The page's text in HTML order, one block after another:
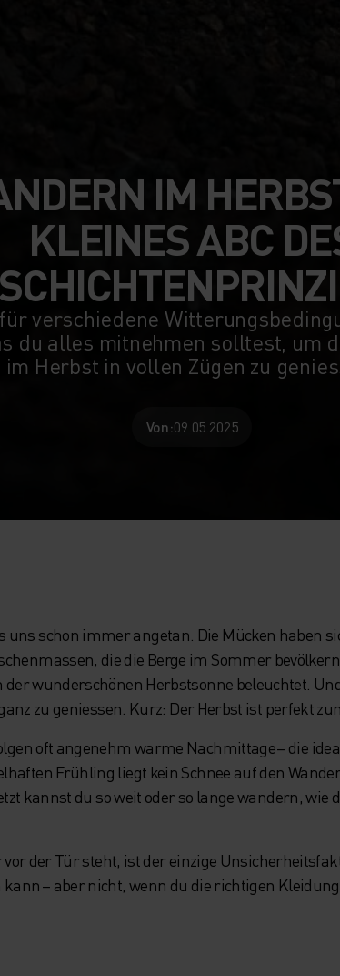
IM
KLEINES ABC
verschiedene
du alles mitnehmen solltest, um
im Herbst in vollen Zügen zu
Von:09.05.2025
uns schon immer angetan. Die Mücken haben
die die Berge im Sommer
wunderschönen Herbstsonne beleuchtet.
zu geniessen. Kurz: Der Herbst ist perfekt
oft angenehm warme Nachmittage – die
Frühling liegt kein Schnee auf den
kannst du so weit oder so lange wandern, wie
der Tür steht, ist der einzige
– aber nicht, wenn du die richtigen